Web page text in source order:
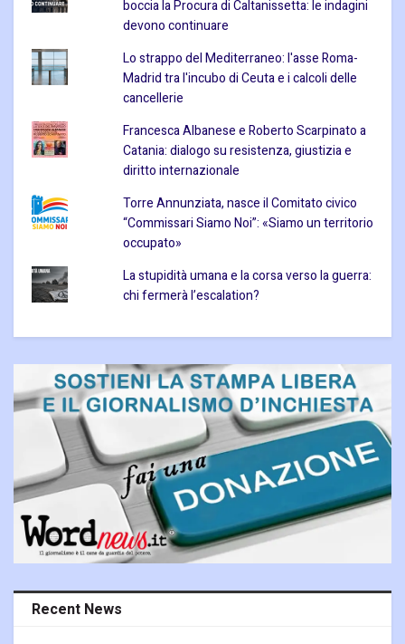
boccia la Procura di Caltanissetta: le indagini
devono continuare
Lo strappo del Mediterraneo: l'asse Roma-
Madrid tra l'incubo di Ceuta e i calcoli delle
cancellerie
Francesca Albanese e Roberto Scarpinato a
Catania: dialogo su resistenza, giustizia e
diritto internazionale
Torre Annunziata, nasce il Comitato civico
“Commissari Siamo Noi”: «Siamo un territorio
occupato»
La stupidità umana e la corsa verso la guerra:
chi fermerà l’escalation?
Recent News